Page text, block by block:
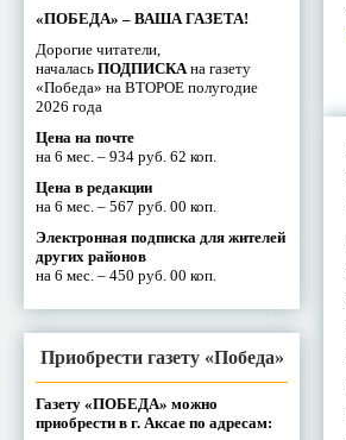
«ПОБЕДА» – ВАША ГАЗЕТА!
Дорогие читатели,
началась ПОДПИСКА на газету
«Победа» на ВТОРОЕ полугодие
2026 года
Цена на почте
на 6 мес. – 934 руб. 62 коп.
Цена в редакции
на 6 мес. – 567 руб. 00 коп.
Электронная подписка для жителей
других районов
на 6 мес. – 450 руб. 00 коп.
Приобрести газету «Победа»
Газету «ПОБЕДА» можно
приобрести в г. Аксае по адресам: